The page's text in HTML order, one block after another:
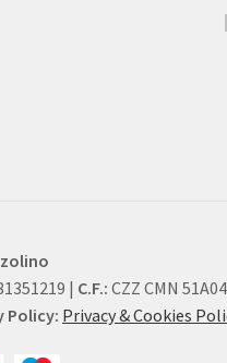
| C.F.: CZZ CMN
Policy: Privacy & Cookies